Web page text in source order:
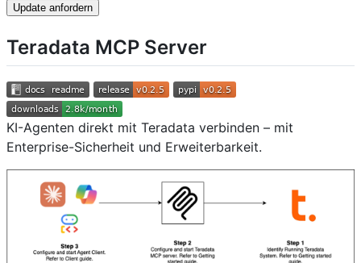
Update anfordern
Teradata MCP Server
KI-Agenten direkt mit Teradata verbinden – mit
Enterprise-Sicherheit und Erweiterbarkeit.